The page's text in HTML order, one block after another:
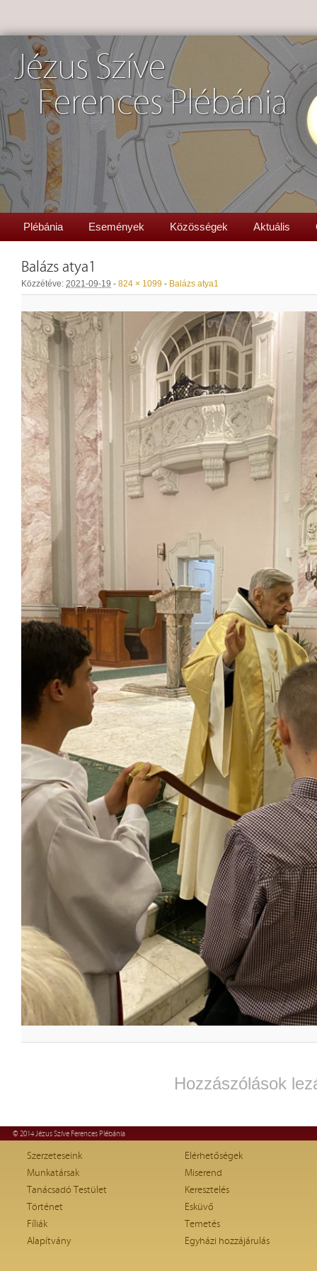
Jézus Szíve
Ferences Plébánia
Plébánia Események Közösségek Aktuális
Balázs atya1
Közzétéve: 2021-09-19 - 824 × 1099 - Balázs atya1
Hozzászólások
© 2014 Jézus Szíve Ferences Plébánia
Szerzeteseink
Munkatársak
Tanácsadó Testület
Történet
Fíliák
Alapítvány
Elérhetőségek
Miserend
Keresztelés
Esküvő
Temetés
Egyházi hozzájárulás